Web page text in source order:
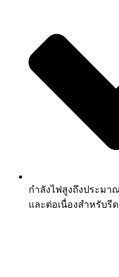
กำลังไฟสูงถึงประมา
และต่อเนื่องสำหรับรีด